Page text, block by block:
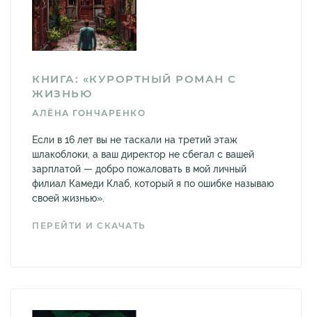
КНИГА: «КУРОРТНЫЙ РОМАН С
ЖИЗНЬЮ
АЛЁНА ГОНЧАРЕНКО
Если в 16 лет вы не таскали на третий этаж
шлакоблоки, а ваш директор не сбегал с вашей
зарплатой — добро пожаловать в мой личный
филиал Камеди Клаб, который я по ошибке называю
своей жизнью».
ПЕРЕЙТИ И СКАЧАТЬ